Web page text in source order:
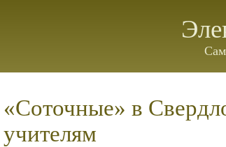
«Соточные» в
учителям